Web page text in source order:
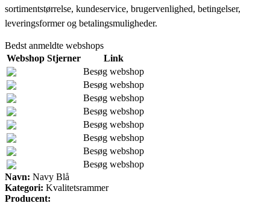
sortimentstørrelse, kundeservice, brugervenlighed, betingelser,
leveringsformer og betalingsmuligheder.
Bedst anmeldte webshops
Webshop Stjerner
Link
Besøg webshop
Besøg webshop
Besøg webshop
Besøg webshop
Besøg webshop
Besøg webshop
Besøg webshop
Besøg webshop
Navn: Navy Blå
Kategori: Kvalitetsrammer
Producent: